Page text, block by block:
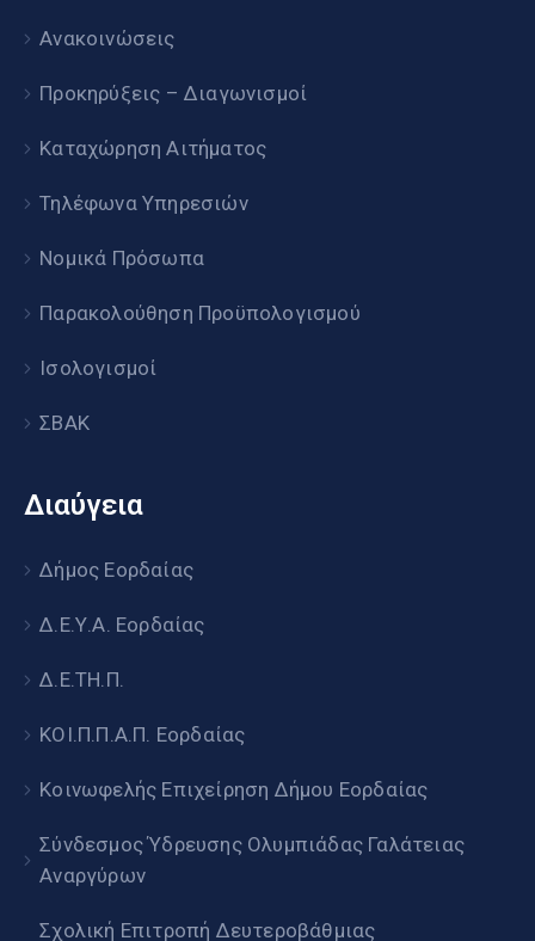
Ανακοινώσεις
Προκηρύξεις – Διαγωνισμοί
Καταχώρηση Αιτήματος
Τηλέφωνα Υπηρεσιών
Νομικά Πρόσωπα
Παρακολούθηση Προϋπολογισμού
Ισολογισμοί
ΣΒΑΚ
Διαύγεια
Δήμος Εορδαίας
Δ.Ε.Υ.Α. Εορδαίας
Δ.Ε.ΤΗ.Π.
ΚΟΙ.Π.Π.Α.Π. Εορδαίας
Κοινωφελής Επιχείρηση Δήμου Εορδαίας
Σύνδεσμος Ύδρευσης Ολυμπιάδας Γαλάτειας
Αναργύρων
Σχολική Επιτροπή Δευτεροβάθμιας